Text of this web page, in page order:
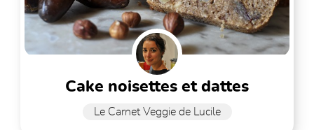
cake noisettes et dattes
Le Carnet Veggie de Lucile